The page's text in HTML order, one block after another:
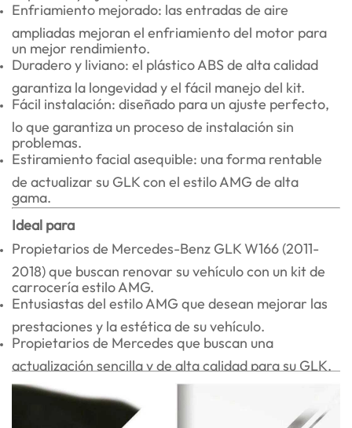
Enfriamiento mejorado: las entradas de aire
ampliadas mejoran el enfriamiento del motor para
un mejor rendimiento.
Duradero y liviano: el plástico ABS de alta calidad
garantiza la longevidad y el fácil manejo del kit.
Fácil instalación: diseñado para un ajuste perfecto,
lo que garantiza un proceso de instalación sin
problemas.
Estiramiento facial asequible: una forma rentable
de actualizar su GLK con el estilo AMG de alta
gama.
Ideal para
Propietarios de Mercedes-Benz GLK W166 (2011-
2018) que buscan renovar su vehículo con un kit de
carrocería estilo AMG.
Entusiastas del estilo AMG que desean mejorar las
prestaciones y la estética de su vehículo.
Propietarios de Mercedes que buscan una
actualización sencilla y de alta calidad para su GLK.